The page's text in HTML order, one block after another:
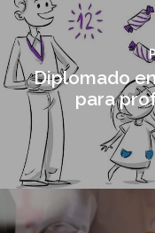
Diplomado
para